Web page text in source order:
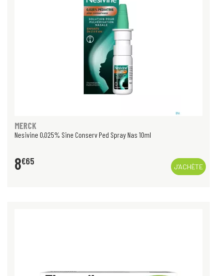
MERCK
Nesivine 0,025% Sine Conserv Ped Spray Nas 10ml
8€65
J’ACHÈTE